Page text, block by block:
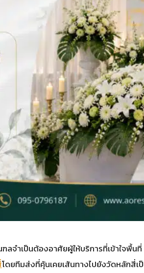
ำเป็นต้องอาศัยผู้ให้บริการที่เข้าใจพื้น
โดยทีมส่งที่คุ้นเคยเส้นทางไปยังวัดหลักสี่เ